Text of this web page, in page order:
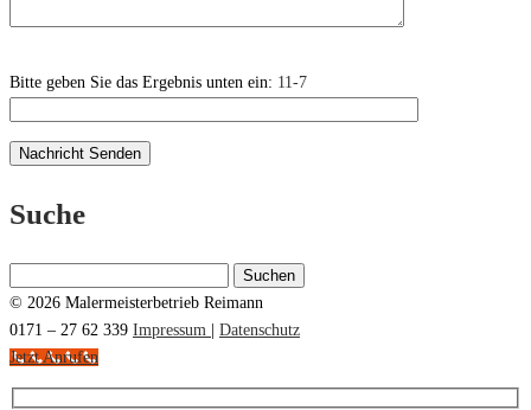
Bitte geben Sie das Ergebnis unten ein: 11-7
Suche
nach:
© 2026 Malermeisterbetrieb Reimann
0171 – 27 62 339 Impressum
Datenschutz
Jetzt Anrufen